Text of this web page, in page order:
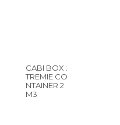
CABI BOX :
TREMIE CO
NTAINER 2
M3